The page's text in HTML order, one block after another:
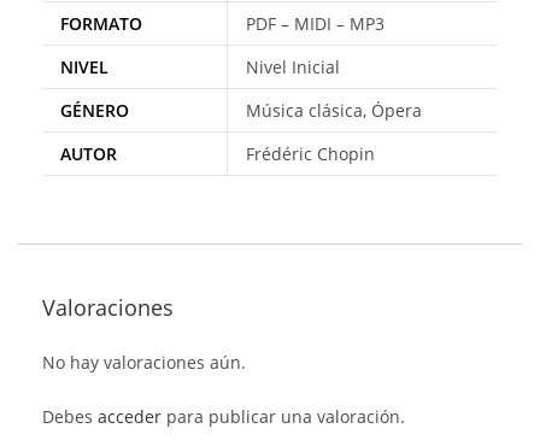
FORMATO
PDF – MIDI – MP3
NIVEL
Nivel Inicial
GÉNERO
Música clásica, Ópera
AUTOR
Frédéric Chopin
Valoraciones
No hay valoraciones aún.
Debes acceder para publicar una valoración.